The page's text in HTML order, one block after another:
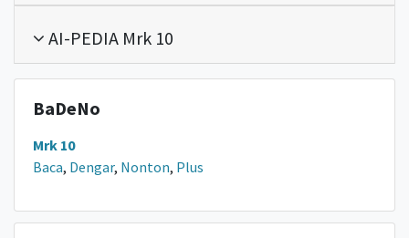
AI-PEDIA Mrk 10
BaDeNo
Mrk 10
Baca, Dengar, Nonton, Plus